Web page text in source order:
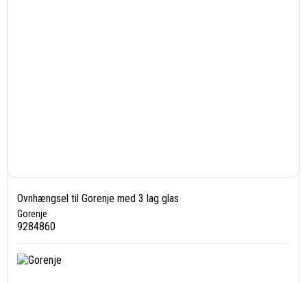
Ovnhængsel til Gorenje med 3 lag glas
Gorenje
9284860